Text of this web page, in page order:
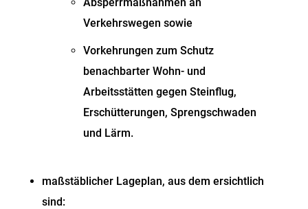
Verkehrswegen sowie
Vorkehrungen zum Schutz
benachbarter Wohn- und
Arbeitsstätten gegen Steinflug,
Erschütterungen, Sprengschwaden
und Lärm.
maßstäblicher Lageplan, aus dem ersichtlich
sind: